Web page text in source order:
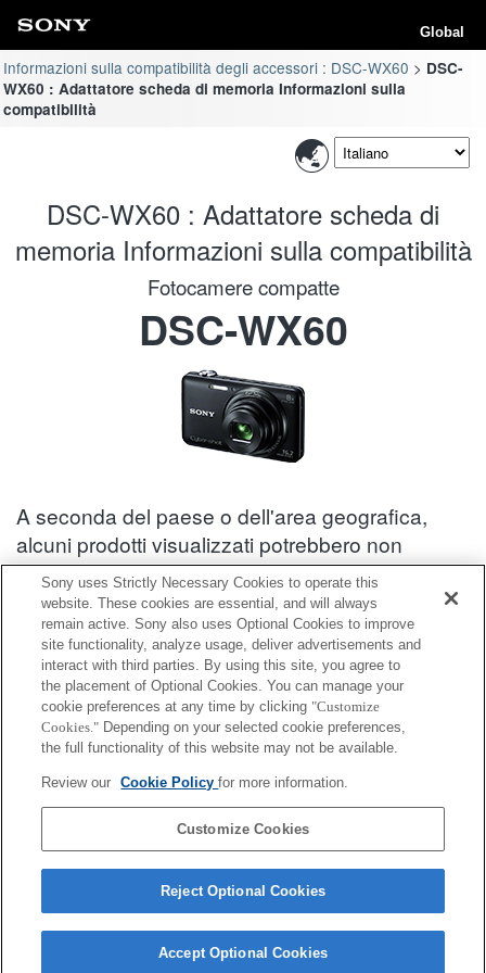
Global
Informazioni sulla compatibilità degli accessori : DSC-WX60
DSC-
WX60 : Adattatore scheda di memoria Informazioni sulla
compatibilità
DSC-WX60 : Adattatore scheda di
memoria Informazioni sulla compatibilità
Fotocamere compatte
DSC-WX60
A seconda del paese o dell'area geografica,
alcuni prodotti visualizzati potrebbero non
essere disponibili.
Informazioni sulla compatibilità degli accessori : DSC-WX60
Adattatore scheda di memoria
Completamente compatibile
SRAC-A1
Contact Us Cookie Policy
Sony uses Strictly Necessary Cookies to operate this
website. These cookies are essential, and will always
remain active. Sony also uses Optional Cookies to improve
site functionality, analyze usage, deliver advertisements and
interact with third parties. By using this site, you agree to
the placement of Optional Cookies. You can manage your
cookie preferences at any time by clicking "Customize
Cookies." Depending on your selected cookie preferences,
the full functionality of this website may not be available.
Review our Cookie Policyfor more information.
Customize Cookies
Reject Optional Cookies
Accept Optional Cookies